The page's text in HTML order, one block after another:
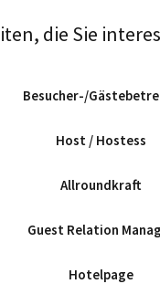
die Sie
Besucher-/
Host / Hostess
Allroundkraft
Guest Relation
Hotelpage